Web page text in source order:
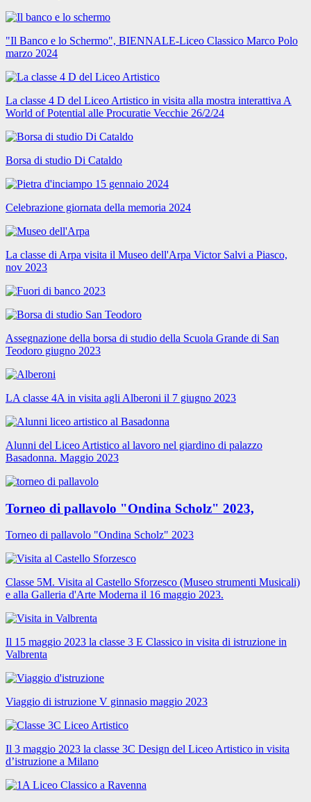
"Il Banco e lo Schermo", BIENNALE-Liceo Classico Marco Polo
marzo 2024
La classe 4 D del Liceo Artistico in visita alla mostra interattiva A
World of Potential alle Procuratie Vecchie 26/2/24
Borsa di studio Di Cataldo
Celebrazione giornata della memoria 2024
La classe di Arpa visita il Museo dell'Arpa Victor Salvi a Piasco,
nov 2023
Assegnazione della borsa di studio della Scuola Grande di San
Teodoro giugno 2023
LA classe 4A in visita agli Alberoni il 7 giugno 2023
Alunni del Liceo Artistico al lavoro nel giardino di palazzo
Basadonna. Maggio 2023
Torneo di pallavolo "Ondina Scholz" 2023,
Torneo di pallavolo "Ondina Scholz" 2023
Classe 5M. Visita al Castello Sforzesco (Museo strumenti Musicali)
e alla Galleria d'Arte Moderna il 16 maggio 2023.
Il 15 maggio 2023 la classe 3 E Classico in visita di istruzione in
Valbrenta
Viaggio di istruzione V ginnasio maggio 2023
Il 3 maggio 2023 la classe 3C Design del Liceo Artistico in visita
d’istruzione a Milano